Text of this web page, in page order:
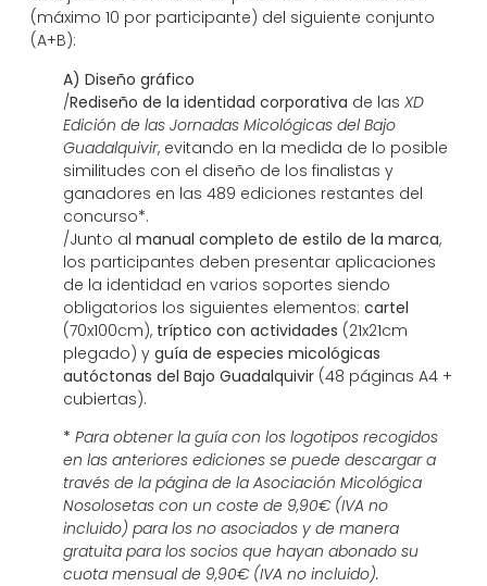
(máximo 10 por participante) del siguiente conjunto
(A+B):
A) Diseño gráfico
/Rediseño de la identidad corporativa de las XD
Edición de las Jornadas Micológicas del Bajo
Guadalquivir, evitando en la medida de lo posible
similitudes con el diseño de los finalistas y
ganadores en las 489 ediciones restantes del
concurso*.
/Junto al manual completo de estilo de la marca,
los participantes deben presentar aplicaciones
de la identidad en varios soportes siendo
obligatorios los siguientes elementos: cartel
(70x100cm), tríptico con actividades (21x21cm
plegado) y guía de especies micológicas
autóctonas del Bajo Guadalquivir(48 páginas A4 +
cubiertas).
* Para obtener la guía con los logotipos recogidos
en las anteriores ediciones se puede descargar a
través de la página de la Asociación Micológica
Nosolosetas con un coste de 9,90€ (IVA no
incluido) para los no asociados y de manera
gratuita para los socios que hayan abonado su
cuota mensual de 9,90€ (IVA no incluido).